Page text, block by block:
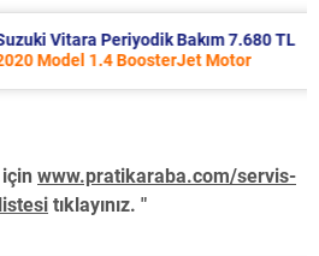
Periyodik Bakım 7.680 TL
1.4 BoosterJet Motor
www.pratikaraba.com/servis-
tıklayınız. "